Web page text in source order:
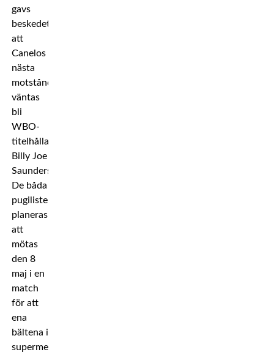
gavs
beskedet
att
Canelos
nästa
motståndare
väntas
bli
WBO-
titelhållaren
Billy Joe
Saunders.
De båda
pugilisterna
planeras
att
mötas
den 8
maj i en
match
för att
ena
bältena i
supermellanvikt.